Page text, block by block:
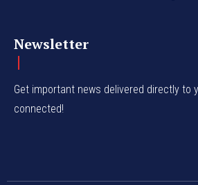
Newsletter
Get important news delivered directly to
connected!